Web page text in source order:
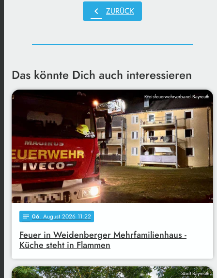
chevron_left ZURÜCK
Das könnte Dich auch interessieren
Kreisfeuerwehrverband Bayreuth
notes 06. August 2026 11:22
Feuer in Weidenberger Mehrfamilienhaus -
Küche steht in Flammen
Stadt Bayreuth